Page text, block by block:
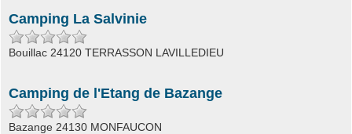
Camping La Salvinie
Bouillac 24120 TERRASSON LAVILLEDIEU
Camping de l'Etang de Bazange
Bazange 24130 MONFAUCON